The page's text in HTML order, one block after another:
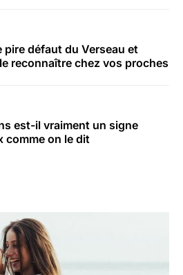
pire défaut du Verseau et
reconnaître chez vos proches
est-il vraiment un signe
comme on le dit